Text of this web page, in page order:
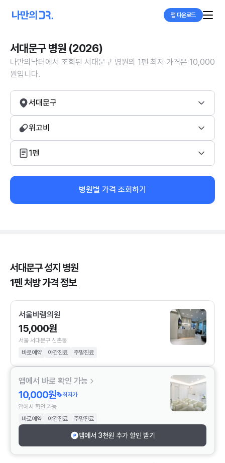
앱 다운로드
서대문구 병원 (2026)
나만의닥터에서 조회된 서대문구 병원의 1펜 최저 가격은 10,000
원입니다.
서대문구
위고비
1펜
병원별 가격 조회하기
서대문구 성지 병원
1펜 처방 가격 정보
서울바램의원
15,000원
서울 서대문구 신촌동
바로예약
야간진료 주말진료
앱에서 바로 확인 가능
10,000원
최저가
앱에서 확인 가능
바로예약
야간진료 주말진료
앱에서 3천원 추가 할인 받기